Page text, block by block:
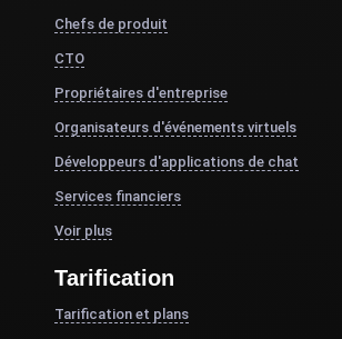
Chefs de produit
CTO
Propriétaires d'entreprise
Organisateurs d'événements virtuels
Développeurs d'applications de chat
Services financiers
Voir plus
Tarification
Tarification et plans